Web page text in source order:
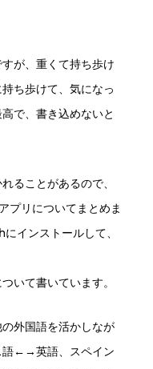
が、重くて持ち歩け
ち歩けて、気になっ
で、書き込めないと
ることがあるので、
プリについてまとめま
インストールして、
いて書いています。
外国語を活かしなが
語←→英語、スペイン